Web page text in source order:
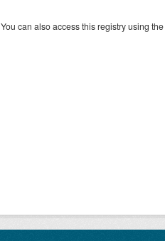
You can also access this registry using the